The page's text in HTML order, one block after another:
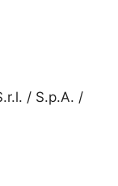
/ S.p.A. /